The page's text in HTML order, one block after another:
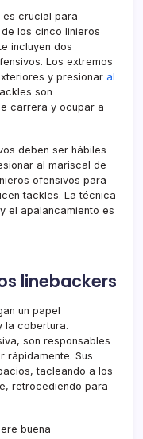
es crucial para
los cinco linieros
incluyen dos
Los extremos
y presionar al
son
carrera y ocupar a
deben ser hábiles
al mariscal de
ofensivos para
tackles. La técnica
el apalancamiento es
linebackers
un papel
la cobertura.
son responsables
rápidamente. Sus
tacleando a los
retrocediendo para
buena